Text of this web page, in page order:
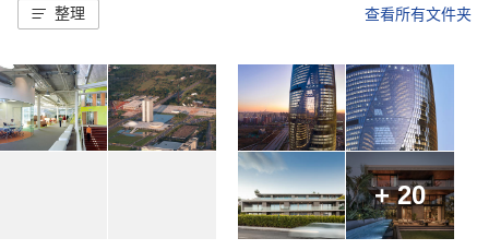
整理 查看所有文件夹
+ 20